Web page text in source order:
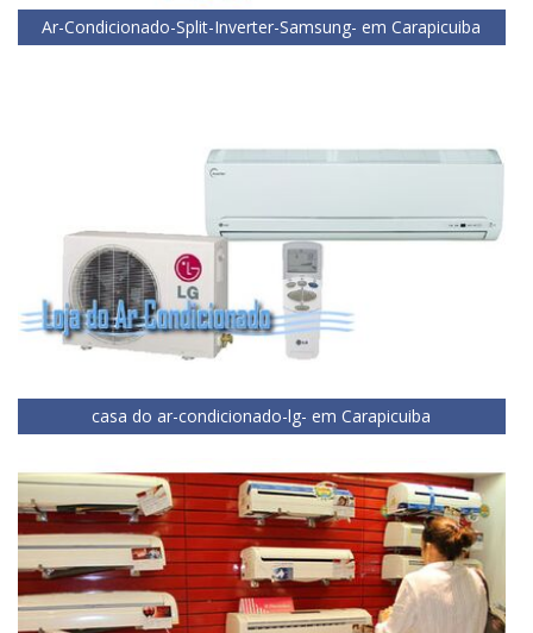
Ar-Condicionado-Split-Inverter-Samsung- em Carapicuiba
casa do ar-condicionado-lg- em Carapicuiba